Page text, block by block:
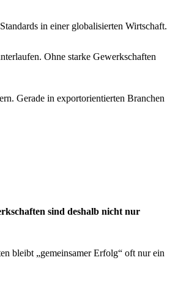
in einer globalisierten Wirtschaft.
Ohne starke Gewerkschaften
Gerade in exportorientierten Branchen
sind deshalb nicht nur
bleibt „gemeinsamer Erfolg“ oft nur ein